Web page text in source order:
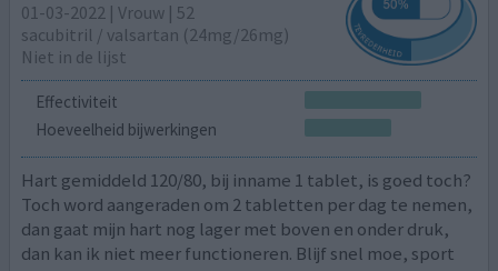
01-03-2022 | Vrouw | 52
sacubitril / ​valsartan (24mg/26mg)
Niet in de lijst
Effectiviteit
Hoeveelheid bijwerkingen
Hart gemiddeld 120/80, bij inname 1 tablet, is goed toch?
Toch word aangeraden om 2 tabletten per dag te nemen,
dan gaat mijn hart nog lager met boven en onder druk,
dan kan ik niet meer functioneren. Blijf snel moe, sport